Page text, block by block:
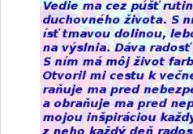
(Otvorí sa v novom okne)